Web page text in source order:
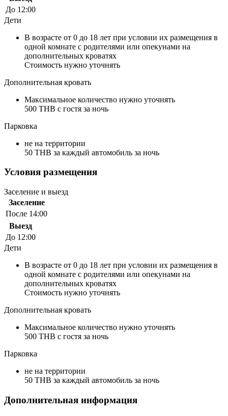
До 12:00
Дети
В возрасте от 0 до 18 лет при условии их размещения в
одной комнате с родителями или опекунами на
дополнительных кроватях
Стоимость нужно уточнять
Дополнительная кровать
Максимальное количество нужно уточнять
500 THB с гостя за ночь
Парковка
не на территории
50 THB за каждый автомобиль за ночь
Условия размещения
Заселение и выезд
Заселение
После 14:00
Выезд
До 12:00
Дети
В возрасте от 0 до 18 лет при условии их размещения в
одной комнате с родителями или опекунами на
дополнительных кроватях
Стоимость нужно уточнять
Дополнительная кровать
Максимальное количество нужно уточнять
500 THB с гостя за ночь
Парковка
не на территории
50 THB за каждый автомобиль за ночь
Дополнительная информация